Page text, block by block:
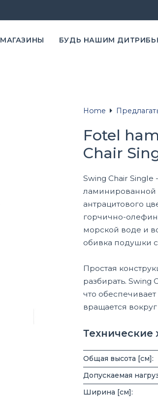
MАГАЗИНЫ БУДЬ НАШИМ
Home
Fotel
Chair
Swing Chair
ламинированной
антрацитового
горчично-
морской воде и
обивка подушки
Простая
разбирать.
что
вращается
Технические
Общая высота [см]:
Допускаемая
Ширина [см]: